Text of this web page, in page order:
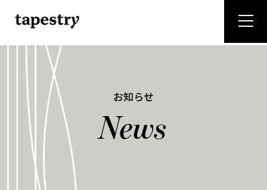
お知らせ
News